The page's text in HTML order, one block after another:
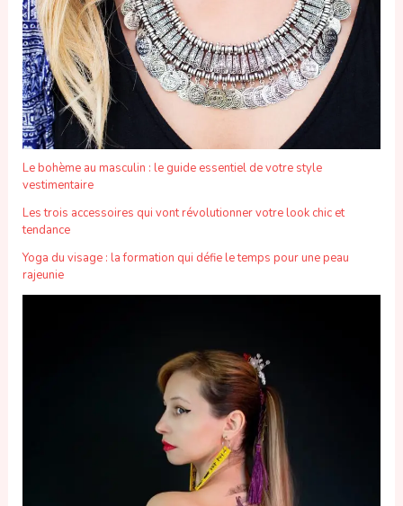
Le bohème au masculin : le guide essentiel de votre style
vestimentaire
Les trois accessoires qui vont révolutionner votre look chic et
tendance
Yoga du visage : la formation qui défie le temps pour une peau
rajeunie